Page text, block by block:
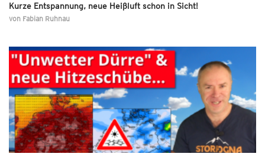
Kurze Entspannung, neue Heißluft schon in Sicht!
von Fabian Ruhnau